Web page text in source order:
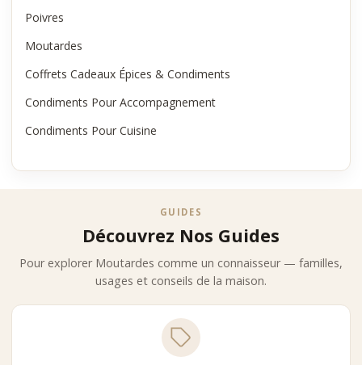
Poivres
Moutardes
Coffrets Cadeaux Épices & Condiments
Condiments Pour Accompagnement
Condiments Pour Cuisine
GUIDES
Découvrez Nos Guides
Pour explorer Moutardes comme un connaisseur — familles,
usages et conseils de la maison.